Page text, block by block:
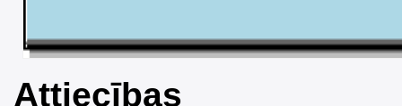
Attiecības